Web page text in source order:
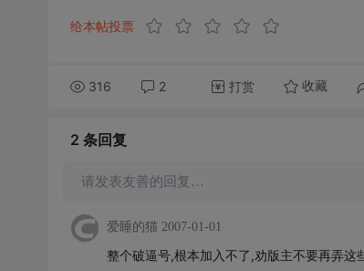
给本帖投票
316 2 打赏 收藏
2 条回复
请发表友善的回复…
爱睡的猫 2007-01-01
整个破逼号,根本加入不了,劝版主不要再弄